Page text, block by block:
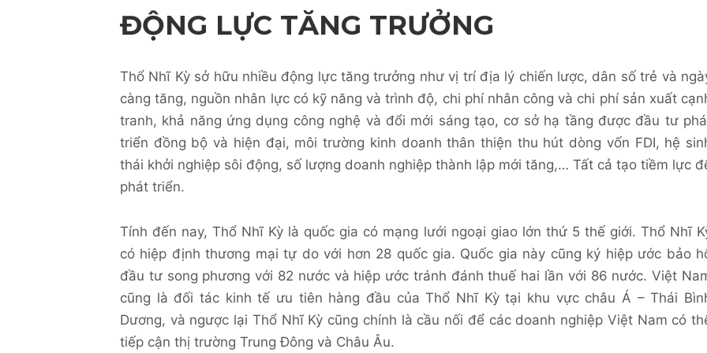
ĐỘNG LỰC TĂNG TRƯỞNG
Thổ Nhĩ Kỳ sở hữu nhiều động lực tăng trưởng như vị trí địa lý chiến lược, dân số trẻ và
càng tăng, nguồn nhân lực có kỹ năng và trình độ, chi phí nhân công và chi phí sản xuất
tranh, khả năng ứng dụng công nghệ và đổi mới sáng tạo, cơ sở hạ tầng được đầu tư
triển đồng bộ và hiện đại, môi trường kinh doanh thân thiện thu hút dòng vốn FDI, hệ
thái khởi nghiệp sôi động, số lượng doanh nghiệp thành lập mới tăng,… Tất cả tạo tiềm lực
phát triển.
Tính đến nay, Thổ Nhĩ Kỳ là quốc gia có mạng lưới ngoại giao lớn thứ 5 thế giới. Thổ Nhĩ
có hiệp định thương mại tự do với hơn 28 quốc gia. Quốc gia này cũng ký hiệp ước bảo
đầu tư song phương với 82 nước và hiệp ước tránh đánh thuế hai lần với 86 nước. Việt
cũng là đối tác kinh tế ưu tiên hàng đầu của Thổ Nhĩ Kỳ tại khu vực châu Á – Thái
Dương, và ngược lại Thổ Nhĩ Kỳ cũng chính là cầu nối để các doanh nghiệp Việt Nam có
tiếp cận thị trường Trung Đông và Châu Âu.